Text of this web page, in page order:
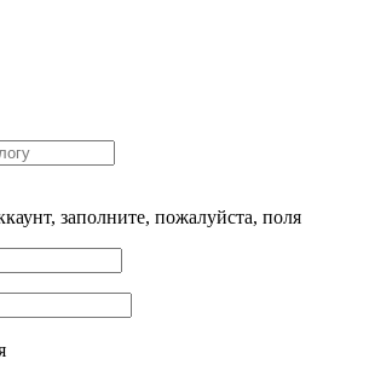
заполните, пожалуйста, поля